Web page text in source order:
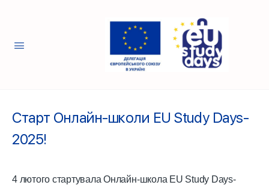
Старт Онлайн-школи EU Study Days-
2025!
4 лютого стартувала Онлайн-школа EU Study Days-